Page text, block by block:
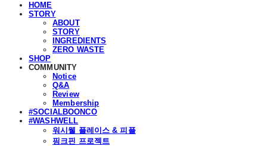
HOME
STORY
ABOUT
STORY
INGREDIENTS
ZERO WASTE
SHOP
COMMUNITY
Notice
Q&A
Review
Membership
#SOCIALBOONCO
#WASHWELL
워시웰 플레이스 & 피플
핑크핀 프로젝트